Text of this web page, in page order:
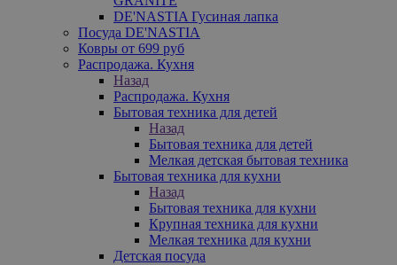
DE'NASTIA Гусиная лапка
Посуда DE'NASTIA
Ковры от 699 руб
Распродажа. Кухня
Назад
Распродажа. Кухня
Бытовая техника для детей
Назад
Бытовая техника для детей
Мелкая детская бытовая техника
Бытовая техника для кухни
Назад
Бытовая техника для кухни
Крупная техника для кухни
Мелкая техника для кухни
Детская посуда